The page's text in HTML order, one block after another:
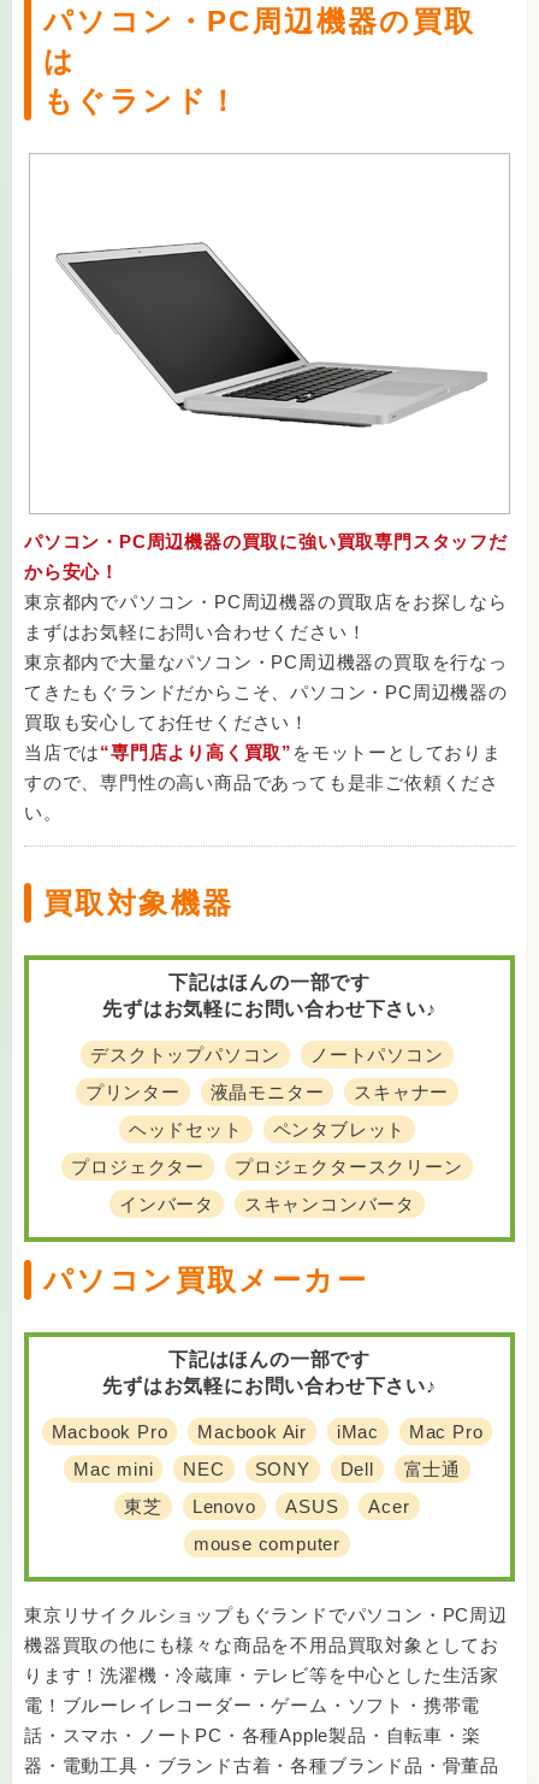
パソコン・PC周辺機器の買取
は
もぐランド！
パソコン・PC周辺機器の買取に強い買取専門スタッフだ
から安心！
東京都内でパソコン・PC周辺機器の買取店をお探しなら
まずはお気軽にお問い合わせください！
東京都内で大量なパソコン・PC周辺機器の買取を行なっ
てきたもぐランドだからこそ、パソコン・PC周辺機器の
買取も安心してお任せください！
当店では“専門店より高く買取” をモットーとしておりま
すので、専門性の高い商品であっても是非ご依頼くださ
い。
買取対象機器
下記はほんの一部です
先ずはお気軽にお問い合わせ下さい♪
デスクトップパソコン
ノートパソコン
プリンター
液晶モニター
スキャナー
ヘッドセット
ペンタブレット
プロジェクター
プロジェクタースクリーン
インバータ
スキャンコンバータ
パソコン買取メーカー
下記はほんの一部です
先ずはお気軽にお問い合わせ下さい♪
Macbook Pro Macbook Air iMac
Mac Pro
Mac mini
NEC SONY Dell
富士通
東芝
Lenovo ASUS
Acer
mouse computer
東京リサイクルショップもぐランドでパソコン・PC周辺
機器買取の他にも様々な商品を不用品買取対象としてお
ります！洗濯機・冷蔵庫・テレビ等を中心とした生活家
電！ブルーレイレコーダー・ゲーム・ソフト・携帯電
話・スマホ・ノートPC・各種Apple製品・自転車・楽
器・電動工具・ブランド古着・各種ブランド品・骨董品